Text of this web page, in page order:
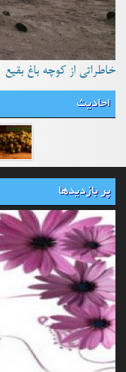
خاطراتی از کوچه باغ بقیع
احادیث
پر بازدیدها